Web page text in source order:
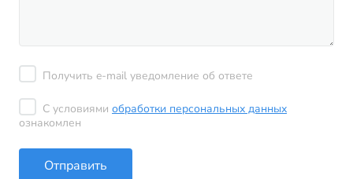
Получить e-mail уведомление об ответе
С условиями обработки персональных данных
ознакомлен
Отправить